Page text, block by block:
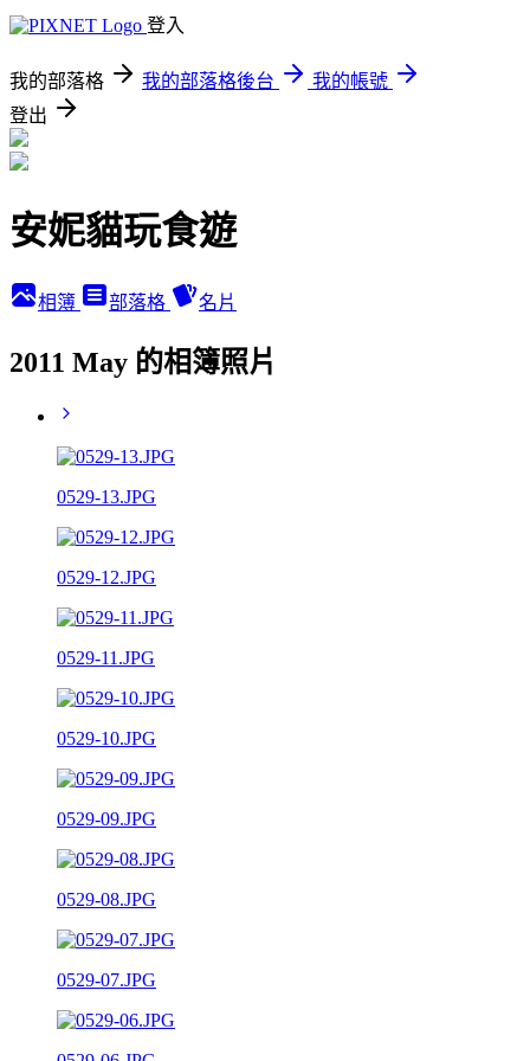
登入
我的部落格 我的部落格後台
我的帳號
登出
安妮貓玩食遊
相簿 部落格 名片
2011 May 的相簿照片
0529-13.JPG
0529-12.JPG
0529-11.JPG
0529-10.JPG
0529-09.JPG
0529-08.JPG
0529-07.JPG